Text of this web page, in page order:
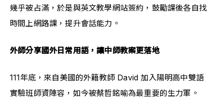
幾乎被占滿，於是與英文教學網站簽約，鼓勵課後各自找
時間上網路課，提升會話能力。
外師分享國外日常用語，讓中師教案更落地
111年底，來自美國的外籍教師 David 加入陽明高中雙語
實驗班師資陣容，如今被蔡哲銘喻為最重要的生力軍。